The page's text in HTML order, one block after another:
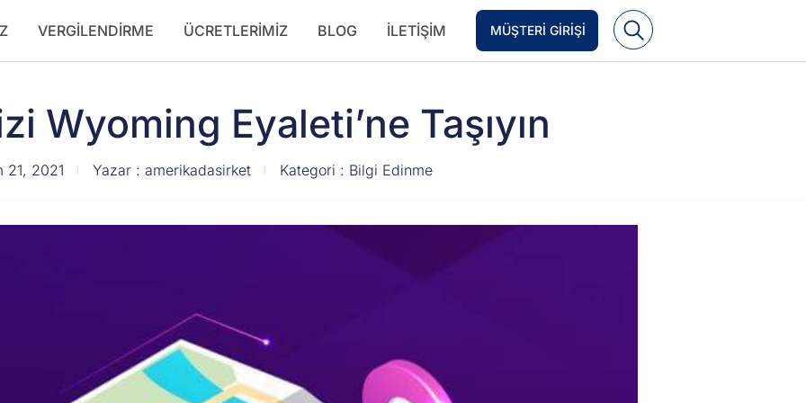
VERGILENDIRME ÜCRETLERIMIZ BLOG İLETIŞIM MÜŞTERI GIRIŞI
Wyoming Eyaleti’ne Taşıyın
21, 2021 Yazar : amerikadasirket Kategori : Bilgi Edinme